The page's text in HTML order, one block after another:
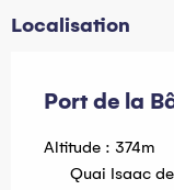
Localisation
Port de la
Altitude : 374m
Quai Isaac